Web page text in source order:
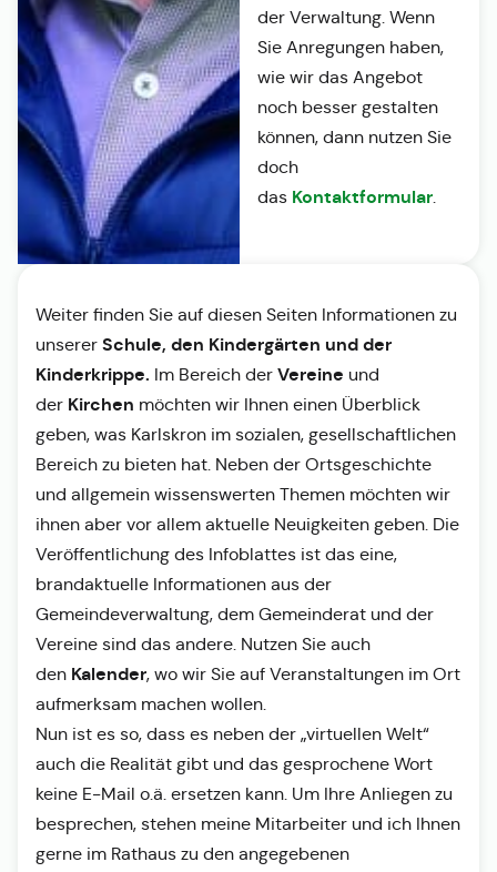
der Verwaltung. Wenn
Sie Anregungen haben,
wie wir das Angebot
noch besser gestalten
können, dann nutzen Sie
doch
das Kontaktformular.
Weiter finden Sie auf diesen Seiten Informationen zu
unserer Schule, den Kindergärten und der
Kinderkrippe. Im Bereich der Vereine und
der Kirchen möchten wir Ihnen einen Überblick
geben, was Karlskron im sozialen, gesellschaftlichen
Bereich zu bieten hat. Neben der Ortsgeschichte
und allgemein wissenswerten Themen möchten wir
ihnen aber vor allem aktuelle Neuigkeiten geben. Die
Veröffentlichung des Infoblattes ist das eine,
brandaktuelle Informationen aus der
Gemeindeverwaltung, dem Gemeinderat und der
Vereine sind das andere. Nutzen Sie auch
den Kalender, wo wir Sie auf Veranstaltungen im Ort
aufmerksam machen wollen.
Nun ist es so, dass es neben der „virtuellen Welt“
auch die Realität gibt und das gesprochene Wort
keine E-Mail o.ä. ersetzen kann. Um Ihre Anliegen zu
besprechen, stehen meine Mitarbeiter und ich Ihnen
gerne im Rathaus zu den angegebenen